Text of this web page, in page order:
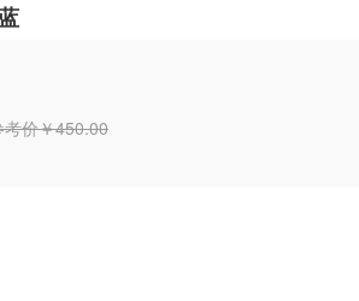
考价￥450.00